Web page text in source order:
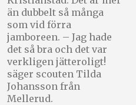
än dubbelt så många
som vid förra
jamboreen. – Jag hade
det så bra och det var
verkligen jätteroligt!
säger scouten Tilda
Johansson från
Mellerud.